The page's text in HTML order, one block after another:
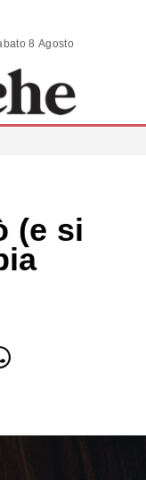
| COMMENTI | SCENARI - sabato 8 Agosto 2026
(e si